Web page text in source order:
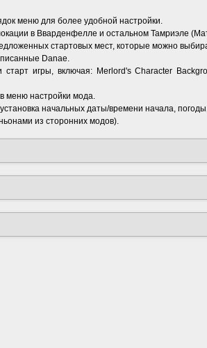
меню для более удобной настройки.
в Вварденфелле и остальном Тамриэле
стартовых мест, которые можно
Danae.
игры, включая: Merlord's Character
меню настройки мода.
начальных даты/времени начала,
из сторонних модов).